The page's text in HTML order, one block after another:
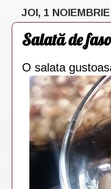
JOI, 1
Salată de
O salata